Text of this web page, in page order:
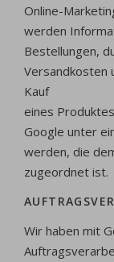
Online-
werden
Bestellungen,
Versandkosten
Kauf
eines
Google unter
werden, die
zugeordnet ist.
Wir haben mit